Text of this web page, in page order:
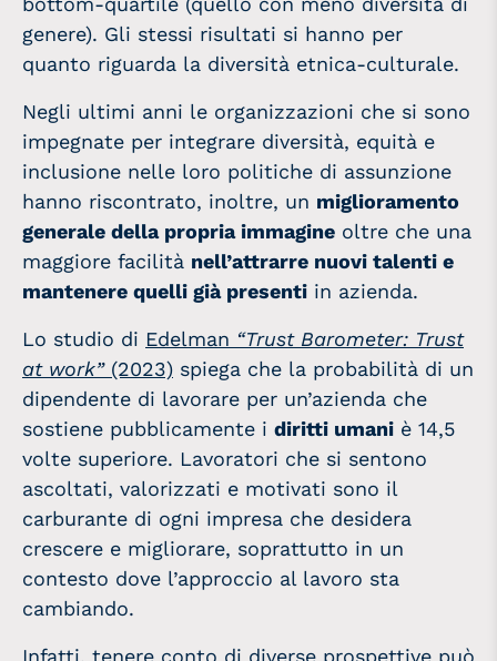
genere). Gli stessi risultati si hanno per
quanto riguarda la diversità etnica-culturale.
Negli ultimi anni le organizzazioni che si sono
impegnate per integrare diversità, equità e
inclusione nelle loro politiche di assunzione
hanno riscontrato, inoltre, un miglioramento
generale della propria immagine oltre che una
maggiore facilità nell’attrarre nuovi talenti e
mantenere quelli già presenti in azienda.
Lo studio di Edelman “Trust Barometer: Trust
at work”(2023) spiega che la probabilità di un
dipendente di lavorare per un’azienda che
sostiene pubblicamente i diritti umani è 14,5
volte superiore. Lavoratori che si sentono
ascoltati, valorizzati e motivati sono il
carburante di ogni impresa che desidera
crescere e migliorare, soprattutto in un
contesto dove l’approccio al lavoro sta
cambiando.
Infatti, tenere conto di diverse prospettive può